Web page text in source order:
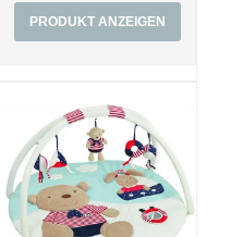
PRODUKT ANZEIGEN